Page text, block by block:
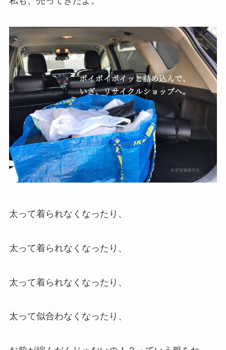
太って着られなくなったり、
太って着られなくなったり、
太って着られなくなったり、
太って似合わなくなったり、